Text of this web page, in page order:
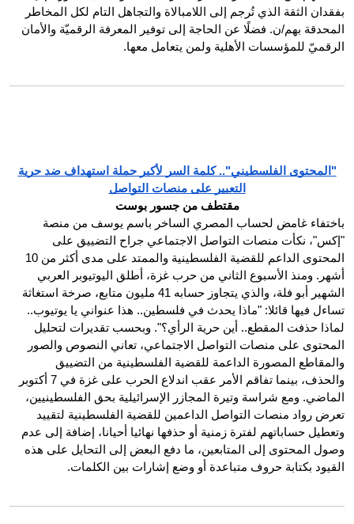
بفقدان الثقة الذي تُرجم إلى اللامبالاة والتجاهل التام لكل المخاطر
المحدقة بهم/ن. فضلًا عن الحاجة إلى توفير المعرفة الرقميّة والأمان
الرقميّ للمؤسسات الأهلية ولمن يتعامل معها.
"المحتوى الفلسطيني".. كلمة السر لأكبر حملة استهداف ضد حرية
التعبير على منصات التواصل
مقتطف من جسور بوست
باختفاء غامض لحساب المصري الساخر باسم يوسف من منصة
"إكس"، نكأت منصات التواصل الاجتماعي جراح التضييق على
المحتوى الداعم للقضية الفلسطينية والممتد على مدى أكثر من 10
أشهر. ومنذ الأسبوع الثاني من حرب غزة، أطلق اليوتيوبر العربي
الشهير أبو فلة، والذي يتجاوز حسابه 41 مليون متابع، صرخة استغاثة
تساءل فيها قائلا: "ماذا يحدث في فلسطين.. هذا عنواني يا يوتيوب..
لماذا حذفت المقطع.. أين حرية الرأي؟". وبحسب تقديرات لتحليل
المحتوى على منصات التواصل الاجتماعي، تعاني النصوص والصور
والمقاطع المصورة الداعمة للقضية الفلسطينية من التضييق
والحذف، بينما تفاقم الأمر عقب اندلاع الحرب على غزة في 7 أكتوبر
الماضي. ومع شراسة وتيرة المجازر الإسرائيلية بحق الفلسطينيين،
تعرض رواد منصات التواصل الداعمين للقضية الفلسطينية لتقييد
وتعطيل حساباتهم لفترة زمنية أو حذفها نهائيا أحيانا، إضافة إلى عدم
وصول المحتوى إلى المتابعين، ما دفع البعض إلى التحايل على هذه
القيود بكتابة حروف متباعدة أو وضع إشارات بين الكلمات.